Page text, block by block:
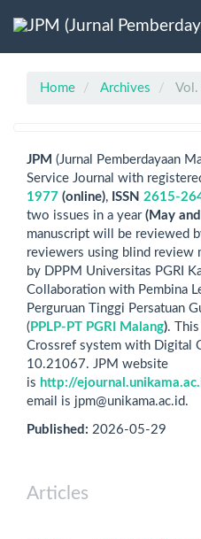
Navigation
Sidebar
Home Archives
JPM (Jurnal Pemberdayaan
Service Journal with
1977 (online), ISSN 2615-
two issues in a year (May
manuscript will be reviewed
reviewers using blind review
by DPPM Universitas PGRI
Collaboration with Pembina
Perguruan Tinggi Persatuan
( PPLP-PT PGRI Malang).
Crossref system with Digital
10.21067. JPM website
is http://
email is jpm@unikama.ac.id.
Published: 2026-05-29
Articles